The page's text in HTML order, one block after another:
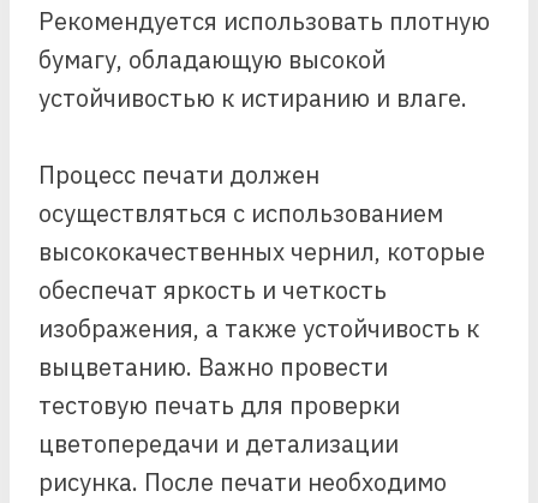
Рекомендуется использовать плотную
бумагу, обладающую высокой
устойчивостью к истиранию и влаге.
Процесс печати должен
осуществляться с использованием
высококачественных чернил, которые
обеспечат яркость и четкость
изображения, а также устойчивость к
выцветанию. Важно провести
тестовую печать для проверки
цветопередачи и детализации
рисунка. После печати необходимо